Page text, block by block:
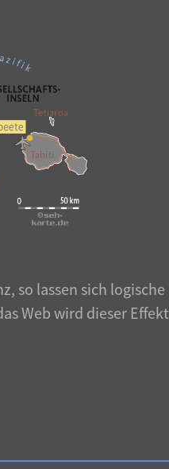
so lassen sich
Web wird dieser